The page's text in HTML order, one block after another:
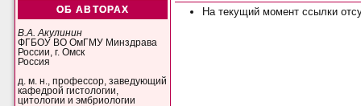
ОБ АВТОРАХ
В.А. Акулинин
ФГБОУ ВО ОмГМУ Минздрава
России, г. Омск
Россия
д. м. н., профессор, заведующий
кафедрой гистологии,
цитологии и эмбриологии
На текущий момент ссылки